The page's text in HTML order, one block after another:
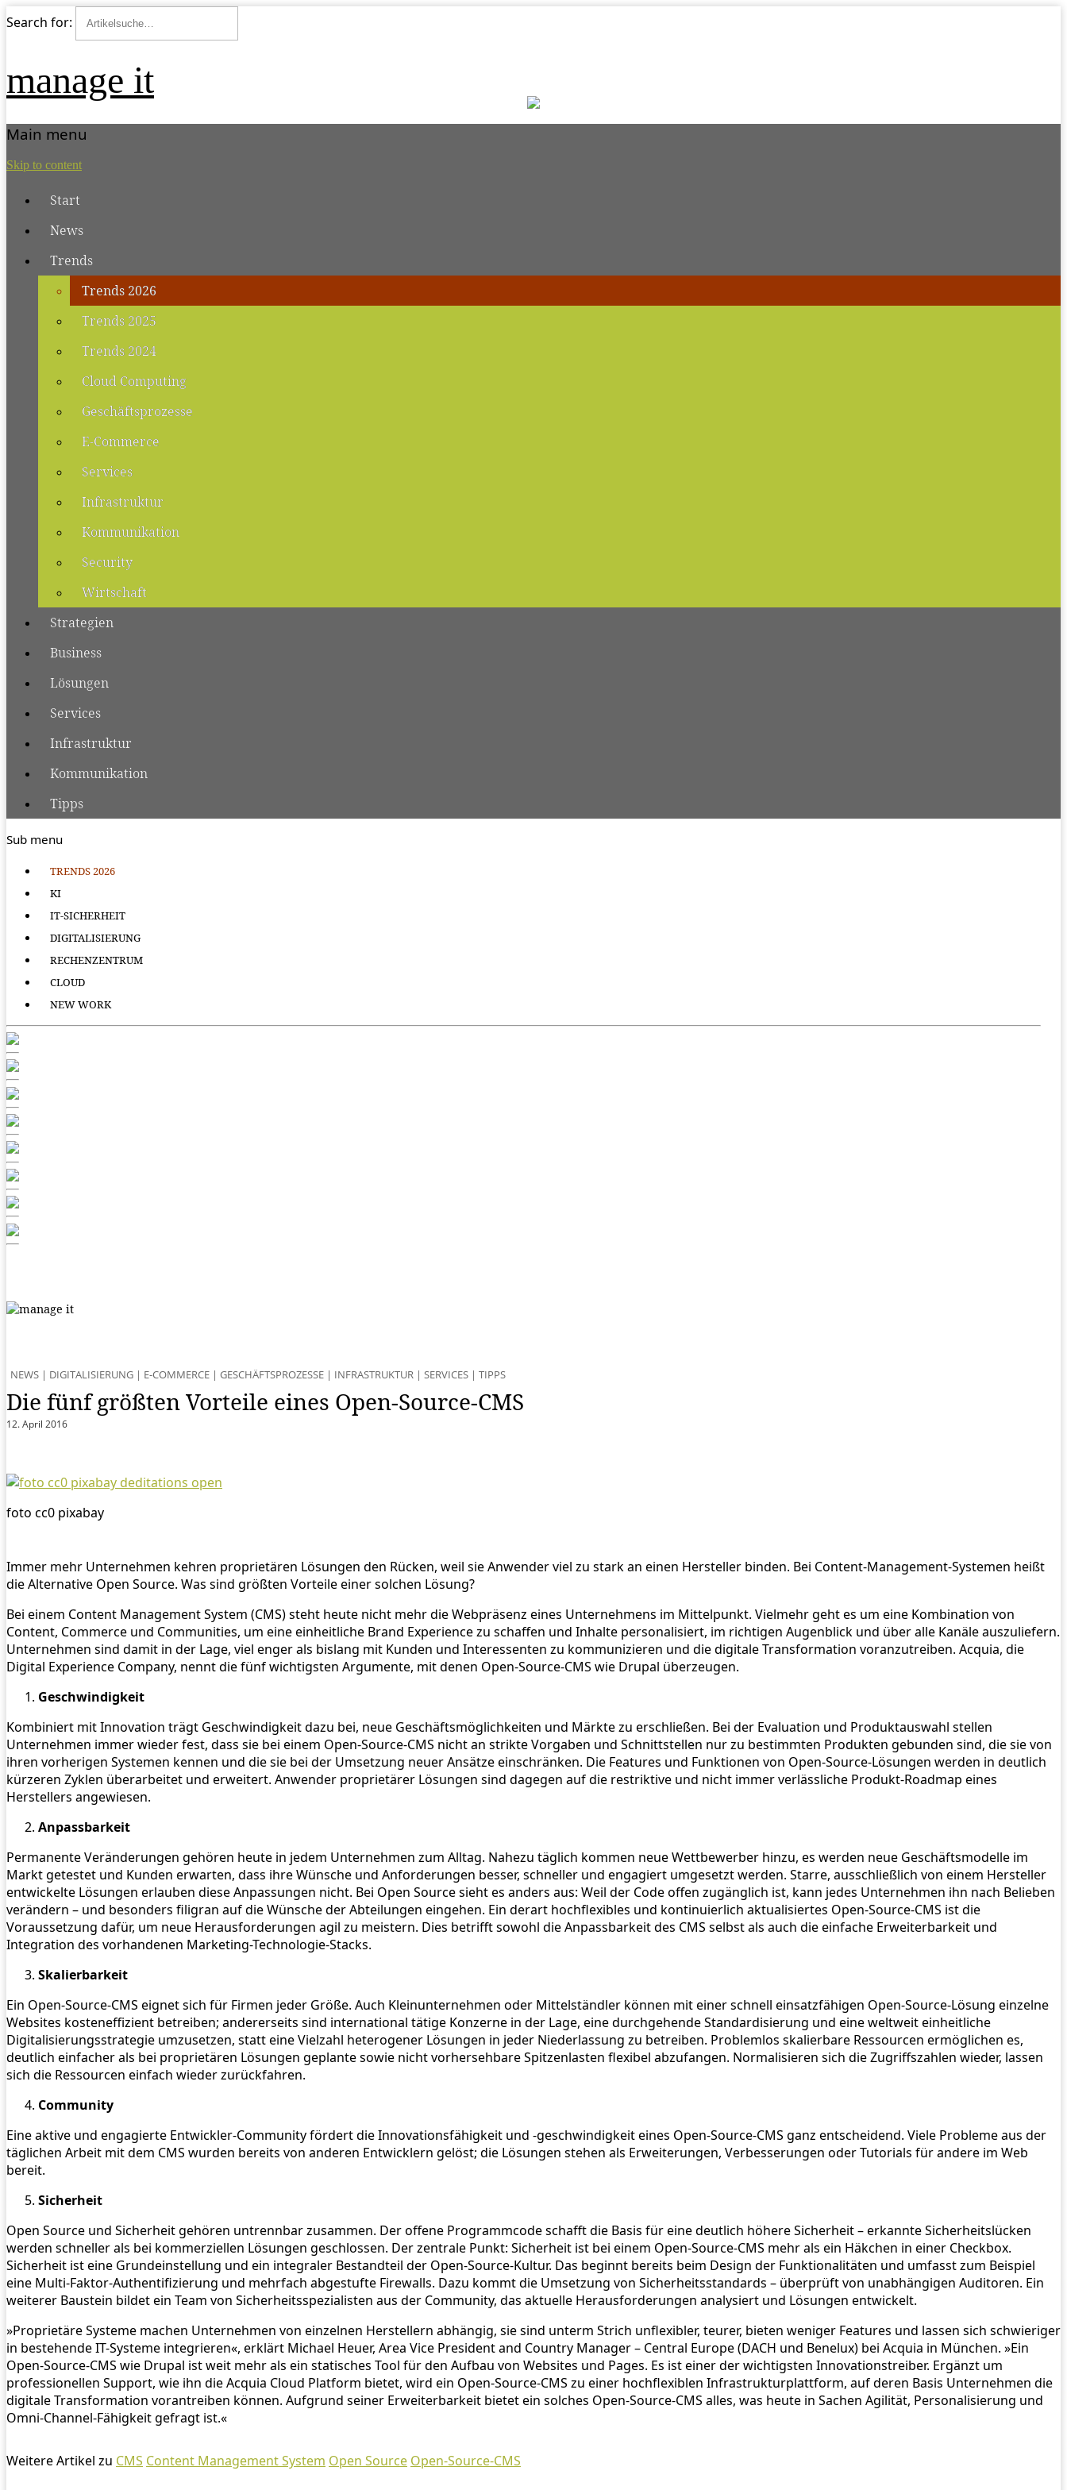
Search for:
manage it
Main menu
Skip to content
Start
News
Trends
Trends 2026
Trends 2025
Trends 2024
Cloud Computing
Geschäftsprozesse
E-Commerce
Services
Infrastruktur
Kommunikation
Security
Wirtschaft
Strategien
Business
Lösungen
Services
Infrastruktur
Kommunikation
Tipps
Sub menu
TRENDS 2026
KI
IT-SICHERHEIT
DIGITALISIERUNG
RECHENZENTRUM
CLOUD
NEW WORK
NEWS | DIGITALISIERUNG | E-COMMERCE | GESCHÄFTSPROZESSE | INFRASTRUKTUR | SERVICES | TIPPS
Die fünf größten Vorteile eines Open-Source-CMS
12. April 2016
foto cc0 pixabay
Immer mehr Unternehmen kehren proprietären Lösungen den Rücken, weil sie Anwender viel zu stark an einen Hersteller binden. Bei Content-Management-Systemen heißt
die Alternative Open Source. Was sind größten Vorteile einer solchen Lösung?
Bei einem Content Management System (CMS) steht heute nicht mehr die Webpräsenz eines Unternehmens im Mittelpunkt. Vielmehr geht es um eine Kombination von
Content, Commerce und Communities, um eine einheitliche Brand Experience zu schaffen und Inhalte personalisiert, im richtigen Augenblick und über alle Kanäle auszuliefern.
Unternehmen sind damit in der Lage, viel enger als bislang mit Kunden und Interessenten zu kommunizieren und die digitale Transformation voranzutreiben. Acquia, die
Digital Experience Company, nennt die fünf wichtigsten Argumente, mit denen Open-Source-CMS wie Drupal überzeugen.
Geschwindigkeit
Kombiniert mit Innovation trägt Geschwindigkeit dazu bei, neue Geschäftsmöglichkeiten und Märkte zu erschließen. Bei der Evaluation und Produktauswahl stellen
Unternehmen immer wieder fest, dass sie bei einem Open-Source-CMS nicht an strikte Vorgaben und Schnittstellen nur zu bestimmten Produkten gebunden sind, die sie von
ihren vorherigen Systemen kennen und die sie bei der Umsetzung neuer Ansätze einschränken. Die Features und Funktionen von Open-Source-Lösungen werden in deutlich
kürzeren Zyklen überarbeitet und erweitert. Anwender proprietärer Lösungen sind dagegen auf die restriktive und nicht immer verlässliche Produkt-Roadmap eines
Herstellers angewiesen.
Anpassbarkeit
Permanente Veränderungen gehören heute in jedem Unternehmen zum Alltag. Nahezu täglich kommen neue Wettbewerber hinzu, es werden neue Geschäftsmodelle im
Markt getestet und Kunden erwarten, dass ihre Wünsche und Anforderungen besser, schneller und engagiert umgesetzt werden. Starre, ausschließlich von einem Hersteller
entwickelte Lösungen erlauben diese Anpassungen nicht. Bei Open Source sieht es anders aus: Weil der Code offen zugänglich ist, kann jedes Unternehmen ihn nach Belieben
verändern – und besonders filigran auf die Wünsche der Abteilungen eingehen. Ein derart hochflexibles und kontinuierlich aktualisiertes Open-Source-CMS ist die
Voraussetzung dafür, um neue Herausforderungen agil zu meistern. Dies betrifft sowohl die Anpassbarkeit des CMS selbst als auch die einfache Erweiterbarkeit und
Integration des vorhandenen Marketing-Technologie-Stacks.
Skalierbarkeit
Ein Open-Source-CMS eignet sich für Firmen jeder Größe. Auch Kleinunternehmen oder Mittelständler können mit einer schnell einsatzfähigen Open-Source-Lösung einzelne
Websites kosteneffizient betreiben; andererseits sind international tätige Konzerne in der Lage, eine durchgehende Standardisierung und eine weltweit einheitliche
Digitalisierungsstrategie umzusetzen, statt eine Vielzahl heterogener Lösungen in jeder Niederlassung zu betreiben. Problemlos skalierbare Ressourcen ermöglichen es,
deutlich einfacher als bei proprietären Lösungen geplante sowie nicht vorhersehbare Spitzenlasten flexibel abzufangen. Normalisieren sich die Zugriffszahlen wieder, lassen
sich die Ressourcen einfach wieder zurückfahren.
Community
Eine aktive und engagierte Entwickler-Community fördert die Innovationsfähigkeit und -geschwindigkeit eines Open-Source-CMS ganz entscheidend. Viele Probleme aus der
täglichen Arbeit mit dem CMS wurden bereits von anderen Entwicklern gelöst; die Lösungen stehen als Erweiterungen, Verbesserungen oder Tutorials für andere im Web
bereit.
Sicherheit
Open Source und Sicherheit gehören untrennbar zusammen. Der offene Programmcode schafft die Basis für eine deutlich höhere Sicherheit – erkannte Sicherheitslücken
werden schneller als bei kommerziellen Lösungen geschlossen. Der zentrale Punkt: Sicherheit ist bei einem Open-Source-CMS mehr als ein Häkchen in einer Checkbox.
Sicherheit ist eine Grundeinstellung und ein integraler Bestandteil der Open-Source-Kultur. Das beginnt bereits beim Design der Funktionalitäten und umfasst zum Beispiel
eine Multi-Faktor-Authentifizierung und mehrfach abgestufte Firewalls. Dazu kommt die Umsetzung von Sicherheitsstandards – überprüft von unabhängigen Auditoren. Ein
weiterer Baustein bildet ein Team von Sicherheitsspezialisten aus der Community, das aktuelle Herausforderungen analysiert und Lösungen entwickelt.
»Proprietäre Systeme machen Unternehmen von einzelnen Herstellern abhängig, sie sind unterm Strich unflexibler, teurer, bieten weniger Features und lassen sich schwieriger
in bestehende IT-Systeme integrieren«, erklärt Michael Heuer, Area Vice President and Country Manager – Central Europe (DACH und Benelux) bei Acquia in München. »Ein
Open-Source-CMS wie Drupal ist weit mehr als ein statisches Tool für den Aufbau von Websites und Pages. Es ist einer der wichtigsten Innovationstreiber. Ergänzt um
professionellen Support, wie ihn die Acquia Cloud Platform bietet, wird ein Open-Source-CMS zu einer hochflexiblen Infrastrukturplattform, auf deren Basis Unternehmen die
digitale Transformation vorantreiben können. Aufgrund seiner Erweiterbarkeit bietet ein solches Open-Source-CMS alles, was heute in Sachen Agilität, Personalisierung und
Omni-Channel-Fähigkeit gefragt ist.«
Weitere Artikel zu CMS Content Management System Open Source Open-Source-CMS